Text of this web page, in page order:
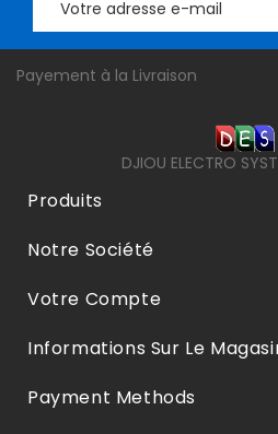
Payement à la Livraison
DJIOU ELECTRO
Produits
Notre Société
Votre Compte
Informations Sur Le
Payment Methods